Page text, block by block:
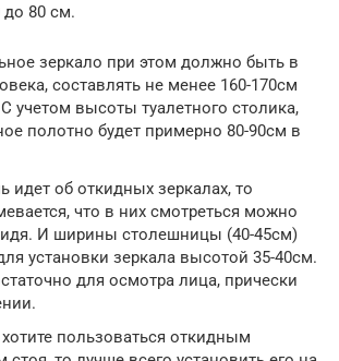
до 80 см.
зеркало при этом должно быть в
составлять не менее 160-170см
учетом высоты туалетного столика,
полотно будет примерно 80-90см в
идет об откидных зеркалах, то
что в них смотреться можно
И ширины столешницы (40-45см)
установки зеркала высотой 35-40см.
для осмотра лица, прически
пользоваться откидным